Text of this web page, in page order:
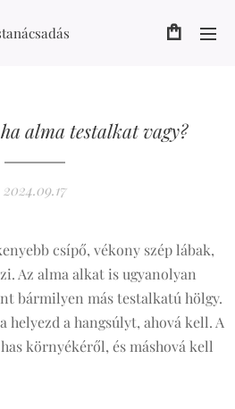
alma testalkat vagy?
2024.09.17
csípő, vékony szép lábak,
Az alma alkat is ugyanolyan
bármilyen más testalkatú hölgy.
helyezd a hangsúlyt, ahová kell. A
környékéről, és máshová kell